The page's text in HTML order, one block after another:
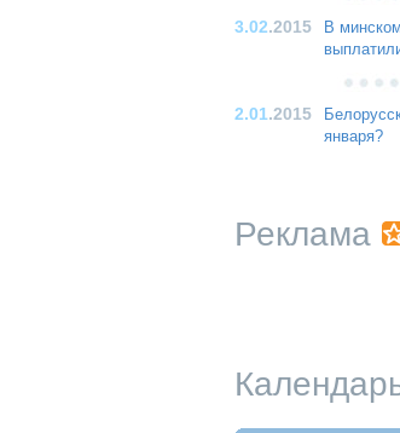
3.02.2015
В
2.01.2015
января?
Реклама